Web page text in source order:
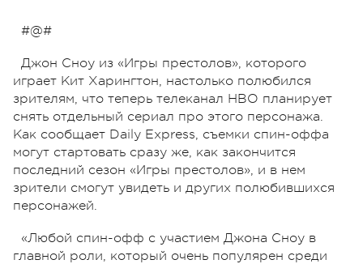
#@#
Джон Сноу из «Игры престолов», которого
играет Кит Харингтон, настолько полюбился
зрителям, что теперь телеканал HBO планирует
снять отдельный сериал про этого персонажа.
Как сообщает Daily Express, съемки спин-оффа
могут стартовать сразу же, как закончится
последний сезон «Игры престолов», и в нем
зрители смогут увидеть и других полюбившихся
персонажей.
«Любой спин-офф с участием Джона Сноу в
главной роли, который очень популярен среди